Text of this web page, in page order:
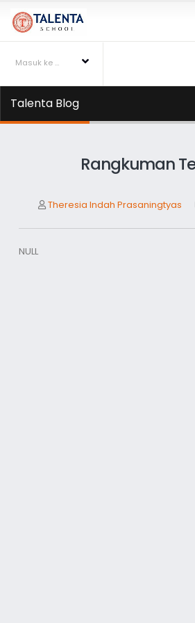
Masuk ke Talentapedia
Talenta Blog
Rangkuman
Theresia Indah Prasaningtyas
NULL